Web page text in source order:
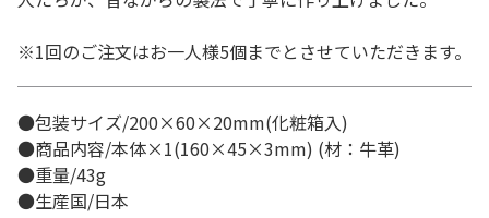
※1回のご注文はお一人様5個までとさせていただきます。
●包装サイズ/200×60×20mm(化粧箱入)
●商品内容/本体×1(160×45×3mm) (材：牛革)
●重量/43g
●生産国/日本